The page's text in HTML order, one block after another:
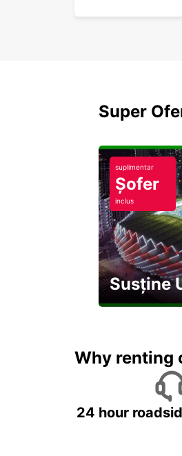
Super
suplimentar
Șofer
inclus
Susține
Why renting
24 hour